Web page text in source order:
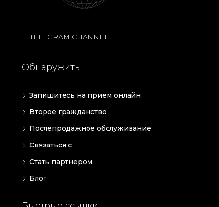
TELEGRAM CHANNEL
Обнаружить
Запишитесь на прием онлайн
Второе гражданство
Послепродажное обслуживание
Связаться с
Стать партнером
Блог